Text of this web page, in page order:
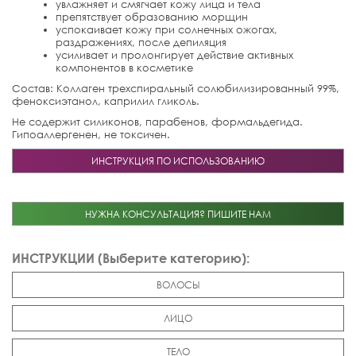
увлажняет и смягчает кожу лица и тела
препятствует образованию морщин
успокаивает кожу при солнечных ожогах,
раздражениях, после депиляция
усиливает и пролонгирует действие активных
компонентов в косметике
Состав: Коллаген трехспиральный солюбилизированный 99%,
феноксиэтанол, каприлил гликоль.
Не содержит силиконов, парабенов, формальдегида.
Гипоаллергенен, не токсичен.
ИНСТРУКЦИЯ ПО ИСПОЛЬЗОВАНИЮ
НУЖНА КОНСУЛЬТАЦИЯ? ПИШИТЕ НАМ
ИНСТРУКЦИИ (Выберите категорию):
ВОЛОСЫ
ЛИЦО
ТЕЛО